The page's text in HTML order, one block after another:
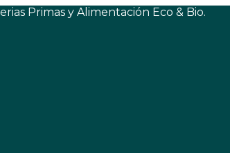
Primas y Alimentación Eco & Bio.